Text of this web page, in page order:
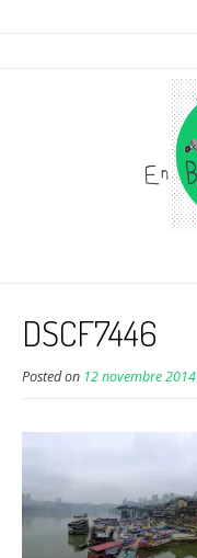
DSCF7446
Posted on 12 novembre 2014